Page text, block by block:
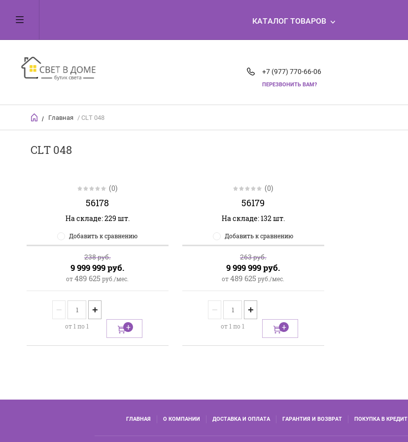
КАТАЛОГ ТОВАРОВ
+7 (977) 770-66-06
ПЕРЕЗВОНИТЬ ВАМ?
/ Главная / CLT 048
CLT 048
(0)
56178
На складе: 229 шт.
Добавить к сравнению
238руб.
9 999 999руб.
от 489 625 руб./мес.
− +
от 1 по 1
(0)
56179
На складе: 132 шт.
Добавить к сравнению
263руб.
9 999 999руб.
от 489 625 руб./мес.
− +
от 1 по 1
ГЛАВНАЯ О КОМПАНИИ ДОСТАВКА И ОПЛАТА ГАРАНТИЯ И ВОЗВРАТ ПОКУПКА В КРЕДИТ